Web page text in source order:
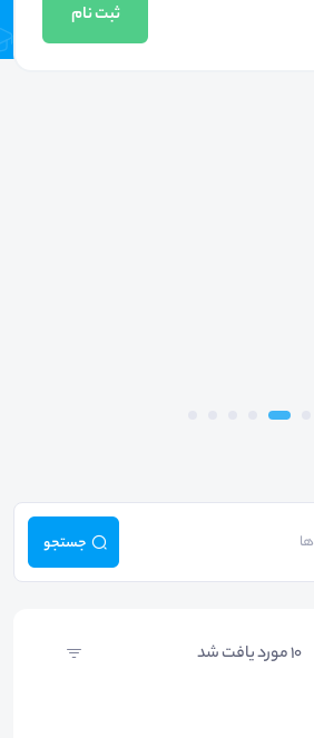
ثبت نام
جستجو
10مورد یافت شد